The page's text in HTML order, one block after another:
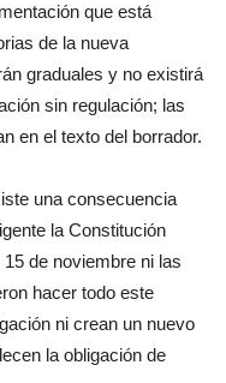
que está
de la nueva
graduales y no existirá
sin regulación; las
en el texto del borrador.
una consecuencia
la Constitución
de noviembre ni las
hacer todo este
ni crean un nuevo
la obligación de